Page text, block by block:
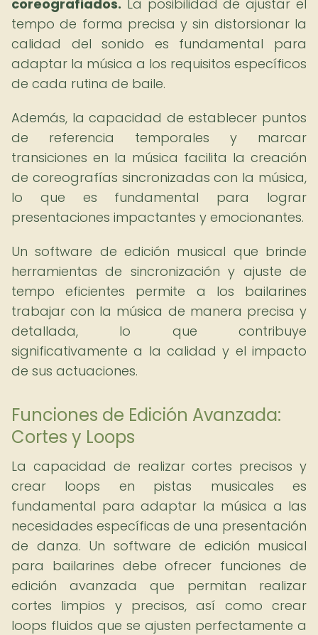
coreografiados. La posibilidad de ajustar el
tempo de forma precisa y sin distorsionar la
calidad del sonido es fundamental para
adaptar la música a los requisitos específicos
de cada rutina de baile.
Además, la capacidad de establecer puntos
de referencia temporales y marcar
transiciones en la música facilita la creación
de coreografías sincronizadas con la música,
lo que es fundamental para lograr
presentaciones impactantes y emocionantes.
Un software de edición musical que brinde
herramientas de sincronización y ajuste de
tempo eficientes permite a los bailarines
trabajar con la música de manera precisa y
detallada, lo que contribuye
significativamente a la calidad y el impacto
de sus actuaciones.
Funciones de Edición Avanzada:
Cortes y Loops
La capacidad de realizar cortes precisos y
crear loops en pistas musicales es
fundamental para adaptar la música a las
necesidades específicas de una presentación
de danza. Un software de edición musical
para bailarines debe ofrecer funciones de
edición avanzada que permitan realizar
cortes limpios y precisos, así como crear
loops fluidos que se ajusten perfectamente a